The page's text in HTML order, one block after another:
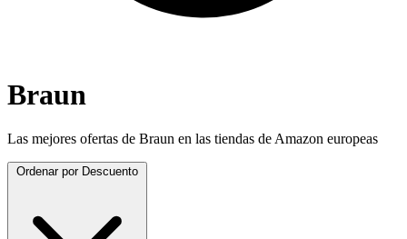
Braun
Las mejores ofertas de Braun en las tiendas de Amazon europeas
Ordenar por Descuento